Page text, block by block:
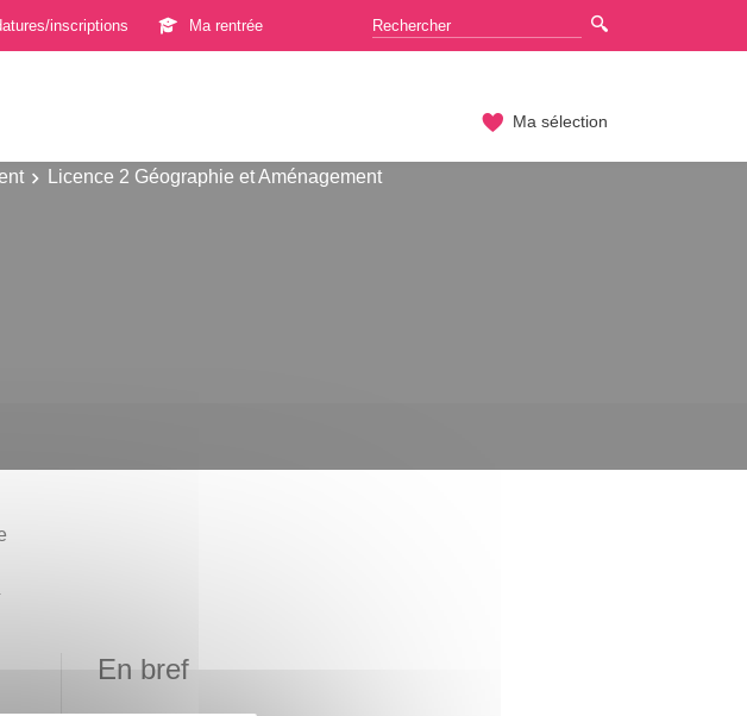
inscriptions Ma rentrée
Ma sélection
Licence 2 Géographie et Aménagement
En bref